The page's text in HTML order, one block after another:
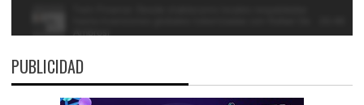
PUBLICIDAD